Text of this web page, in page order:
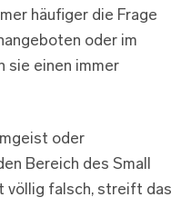
häufiger die Frage
oder im
sie einen immer
oder
Bereich des Small
völlig falsch, streift das